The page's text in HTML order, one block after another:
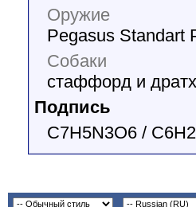
Оружие
Pegasus Standart
Собаки
стаффорд и
Подпись
C7H5N3O6 /